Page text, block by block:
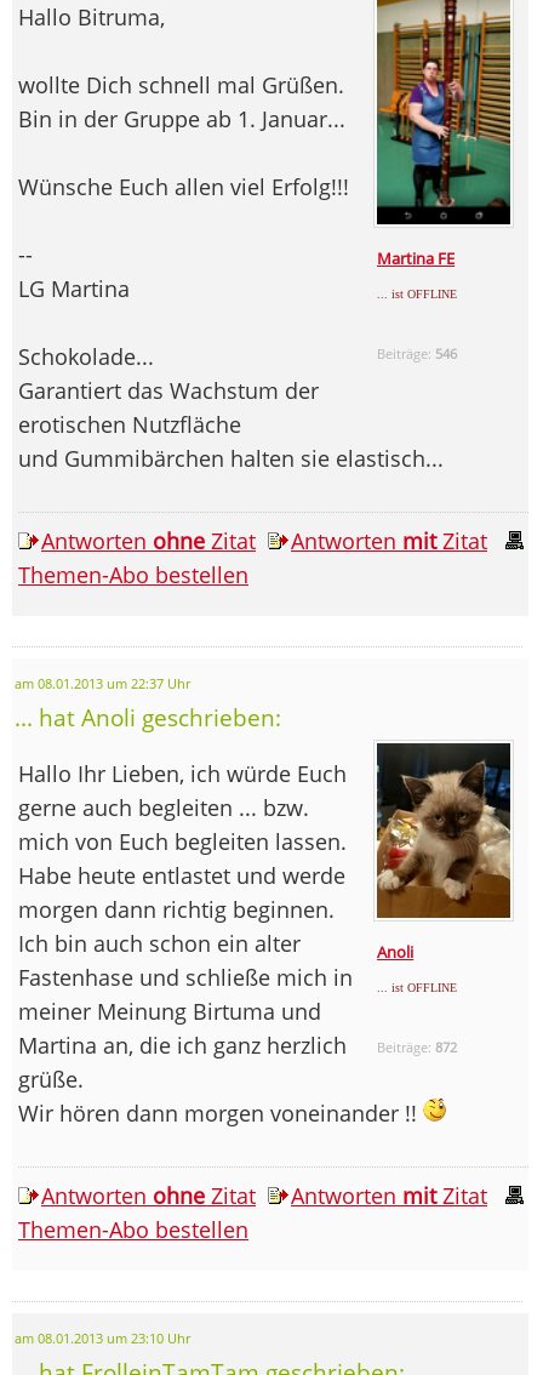
Martina FE
... ist OFFLINE
Beiträge: 546
Hallo Bitruma,
wollte Dich schnell mal Grüßen.
Bin in der Gruppe ab 1. Januar...
Wünsche Euch allen viel Erfolg!!!
--
LG Martina
Schokolade...
Garantiert das Wachstum der
erotischen Nutzfläche
und Gummibärchen halten sie elastisch...
Antworten ohne Zitat Antworten mitZitat
Themen-Abo bestellen
am 08.01.2013 um 22:37 Uhr
... hat Anoli geschrieben:
Anoli
... ist OFFLINE
Beiträge:872
Hallo Ihr Lieben, ich würde Euch
gerne auch begleiten ... bzw.
mich von Euch begleiten lassen.
Habe heute entlastet und werde
morgen dann richtig beginnen.
Ich bin auch schon ein alter
Fastenhase und schließe mich in
meiner Meinung Birtuma und
Martina an, die ich ganz herzlich
grüße.
Wir hören dann morgen voneinander !!
Antworten ohne Zitat Antworten mitZitat
Themen-Abo bestellen
am 08.01.2013 um 23:10 Uhr